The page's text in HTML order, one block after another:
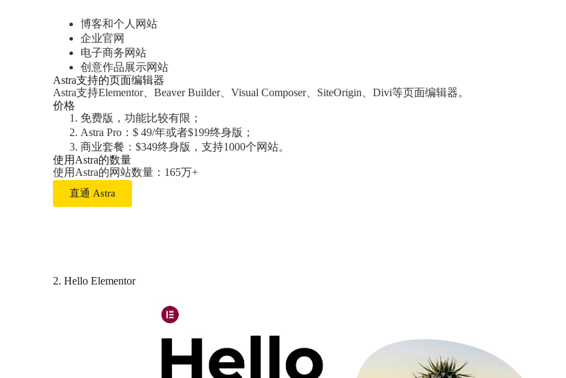
博客和个人网站
企业官网
电子商务网站
创意作品展示网站
Astra支持的页面编辑器
Astra支持Elementor、Beaver Builder、Visual Composer、SiteOrigin、Divi等页面编辑器。
价格
免费版，功能比较有限；
Astra Pro：$ 49/年或者$199终身版；
商业套餐：$349终身版，支持1000个网站。
使用Astra的数量
使用Astra的网站数量：165万+
直通 Astra
2. Hello Elementor